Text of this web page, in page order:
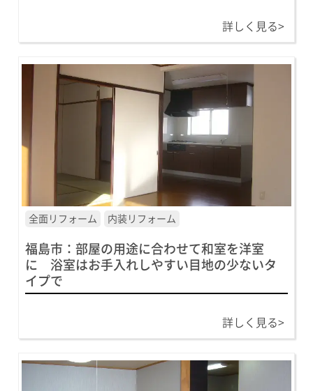
詳しく見る>
全面リフォーム 内装リフォーム
福島市：部屋の用途に合わせて和室を洋室
に 浴室はお手入れしやすい目地の少ないタ
イプで
詳しく見る>